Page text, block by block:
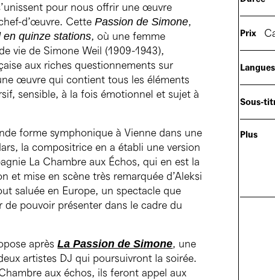
pour nous offrir une œuvre
d’œuvre. CettePassion de Simone,
quinze stations, où une femme
vie de Simone Weil (1909-1943),
aux riches questionnements sur
œuvre qui contient tous les éléments
sensible, à la fois émotionnel et sujet à
forme symphonique à Vienne dans une
la compositrice en a établi une version
La Chambre aux Échos, qui en est la
et mise en scène très remarquée d’Aleksi
saluée en Europe, un spectacle que
de pouvoir présenter dans le cadre du
aprèsLa Passion de Simone, une
artistes DJ qui poursuivront la soirée.
aux échos, ils feront appel aux
Prix
Langues
Sous-
Plus